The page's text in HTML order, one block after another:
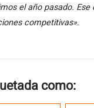
el año pasado.
competitivas».
como: